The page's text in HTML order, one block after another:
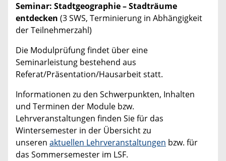
Seminar: Stadtgeographie – Stadträume
entdecken (3 SWS, Terminierung in Abhängigkeit
der Teilnehmerzahl)
Die Modulprüfung findet über eine
Seminarleistung bestehend aus
Referat/Präsentation/Hausarbeit statt.
Informationen zu den Schwerpunkten, Inhalten
und Terminen der Module bzw.
Lehrveranstaltungen finden Sie für das
Wintersemester in der Übersicht zu
unseren aktuellen Lehrveranstaltungen bzw. für
das Sommersemester im LSF.